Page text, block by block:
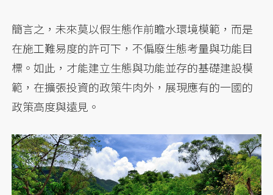
簡言之，未來莫以假生態作前瞻水環境模範，而是
在施工難易度的許可下，不偏廢生態考量與功能目
標。如此，才能建立生態與功能並存的基礎建設模
範，在擴張投資的政策牛肉外，展現應有的一國的
政策高度與遠見。